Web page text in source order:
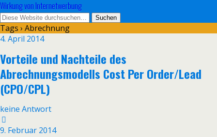
Wirkung von Internetwerbung
Tags › Abrechnung
4. April 2014
Vorteile und Nachteile des
Abrechnungsmodells Cost Per Order/Lead
(CPO/CPL)
keine Antwort
9. Februar 2014